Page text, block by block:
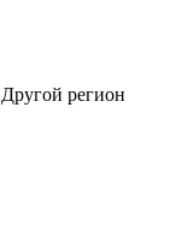
Другой регион